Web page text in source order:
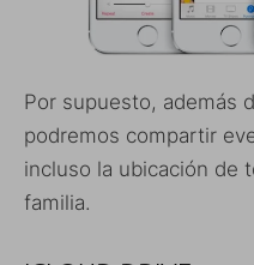
Por supuesto, además
podremos compartir
incluso la ubicación de
familia.